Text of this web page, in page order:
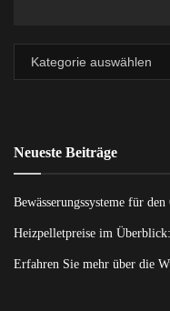
Neueste Beiträge
Bewässerungssysteme für
Heizpelletpreise im
Erfahren Sie mehr über die